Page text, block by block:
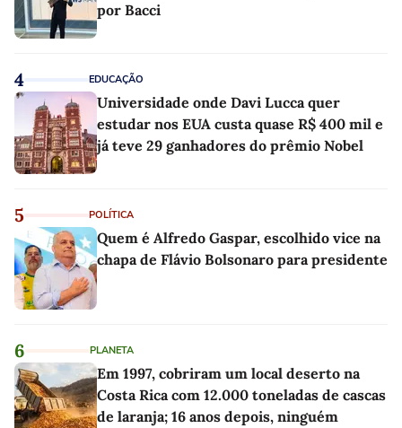
por Bacci
4 EDUCAÇÃO
Universidade onde Davi Lucca quer
estudar nos EUA custa quase R$ 400 mil e
já teve 29 ganhadores do prêmio Nobel
5 POLÍTICA
Quem é Alfredo Gaspar, escolhido vice na
chapa de Flávio Bolsonaro para presidente
6 PLANETA
Em 1997, cobriram um local deserto na
Costa Rica com 12.000 toneladas de cascas
de laranja; 16 anos depois, ninguém